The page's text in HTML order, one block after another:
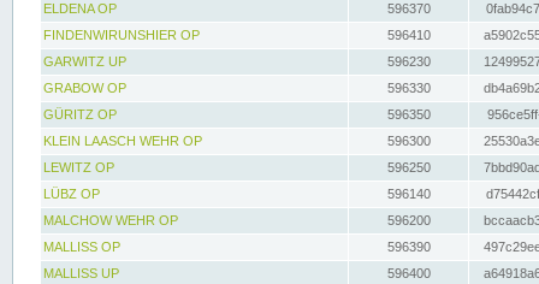
ELDENA OP
596370
FINDENWIRUNSHIER OP
596410
GARWITZ UP
596230
GRABOW OP
596330
GÜRITZ OP
596350
KLEIN LAASCH WEHR OP
596300
LEWITZ OP
596250
LÜBZ OP
596140
MALCHOW WEHR OP
596200
MALLISS OP
596390
MALLISS UP
596400